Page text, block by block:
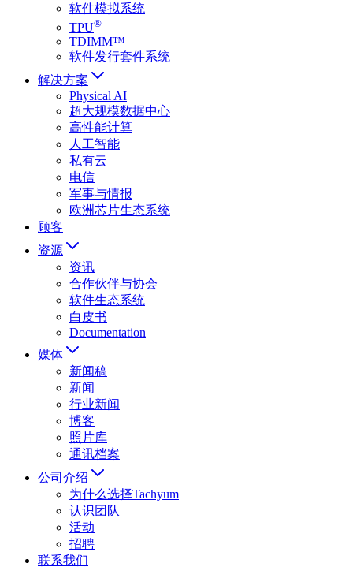
软件模拟系统
TPU®
TDIMM™
软件发行套件系统
解决方案
Physical AI
超大规模数据中心
高性能计算
人工智能
私有云
电信
军事与情报
欧洲芯片生态系统
顾客
资源
资讯
合作伙伴与协会
软件生态系统
白皮书
Documentation
媒体
新闻稿
新闻
行业新闻
博客
照片库
通讯档案
公司介绍
为什么选择Tachyum
认识团队
活动
招聘
联系我们